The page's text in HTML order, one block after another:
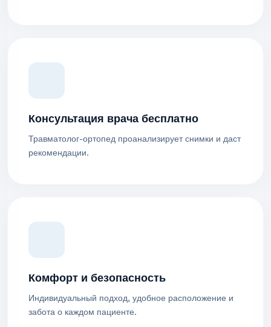
Консультация врача бесплатно
Травматолог-ортопед проанализирует снимки и даст
рекомендации.
Комфорт и безопасность
Индивидуальный подход, удобное расположение и
забота о каждом пациенте.